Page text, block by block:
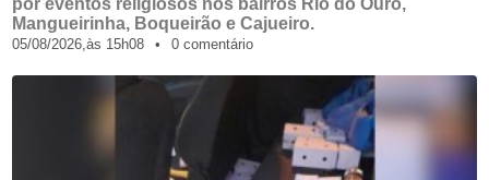
Mangueirinha, Boqueirão e Cajueiro.
05/08/2026,às 15h08 • 0 comentário